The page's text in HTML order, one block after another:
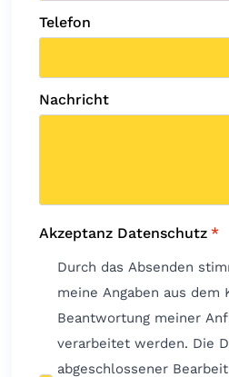
Telefon
Nachricht
Akzeptanz Datenschutz *
Durch das Absenden
meine Angaben aus
Beantwortung meiner
verarbeitet werden. Die
abgeschlossener